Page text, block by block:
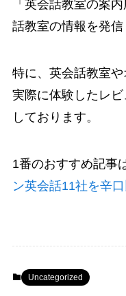
「英会話教室の案
話教室の情報を発信
特に、英会話教室や
実際に体験したレ
しております。
1番のおすすめ記事
ン英会話11社を辛
Uncategorized